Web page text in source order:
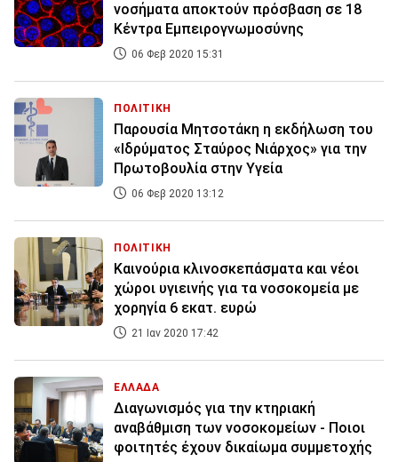
νοσήματα αποκτούν πρόσβαση σε 18
Κέντρα Εμπειρογνωμοσύνης
06 Φεβ 2020 15:31
ΠΟΛΙΤΙΚΗ
Παρουσία Μητσοτάκη η εκδήλωση του
«Ιδρύματος Σταύρος Νιάρχος» για την
Πρωτοβουλία στην Υγεία
06 Φεβ 2020 13:12
ΠΟΛΙΤΙΚΗ
Καινούρια κλινοσκεπάσματα και νέοι
χώροι υγιεινής για τα νοσοκομεία με
χορηγία 6 εκατ. ευρώ
21 Ιαν 2020 17:42
ΕΛΛΑΔΑ
Διαγωνισμός για την κτηριακή
αναβάθμιση των νοσοκομείων - Ποιοι
φοιτητές έχουν δικαίωμα συμμετοχής